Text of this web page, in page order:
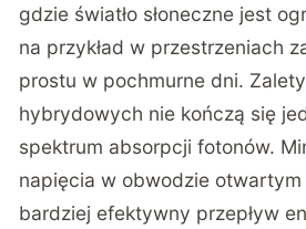
gdzie światło słoneczne jest
na przykład w przestrzeniach
prostu w pochmurne dni.
hybrydowych nie kończą się
spektrum absorpcji fotonów.
napięcia w obwodzie otwartym
bardziej efektywny przepływ